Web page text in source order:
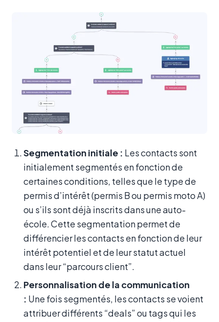
Segmentation initiale : Les contacts sont
initialement segmentés en fonction de
certaines conditions, telles que le type de
permis d’intérêt (permis B ou permis moto A)
ou s’ils sont déjà inscrits dans une auto-
école. Cette segmentation permet de
différencier les contacts en fonction de leur
intérêt potentiel et de leur statut actuel
dans leur “parcours client”.
Personnalisation de la communication
: Une fois segmentés, les contacts se voient
attribuer différents “deals” ou tags qui les